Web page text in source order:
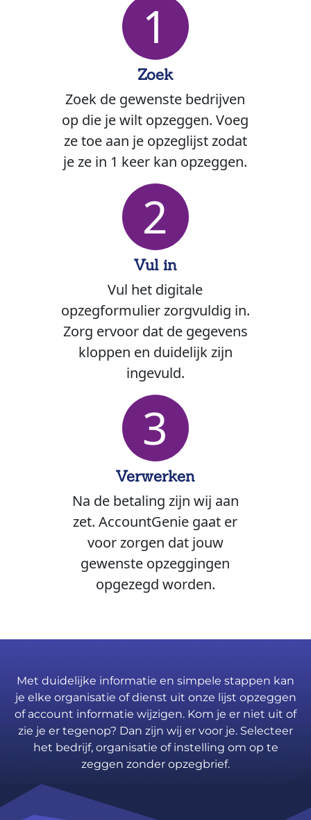
1
Zoek
Zoek de gewenste bedrijven
op die je wilt opzeggen. Voeg
ze toe aan je opzeglijst zodat
je ze in 1 keer kan opzeggen.
2
Vul in
Vul het digitale
opzegformulier zorgvuldig in.
Zorg ervoor dat de gegevens
kloppen en duidelijk zijn
ingevuld.
3
Verwerken
Na de betaling zijn wij aan
zet. AccountGenie gaat er
voor zorgen dat jouw
gewenste opzeggingen
opgezegd worden.
Met duidelijke informatie en simpele stappen kan
je elke organisatie of dienst uit onze lijst opzeggen
of account informatie wijzigen. Kom je er niet uit of
zie je er tegenop? Dan zijn wij er voor je. Selecteer
het bedrijf, organisatie of instelling om op te
zeggen zonder opzegbrief.